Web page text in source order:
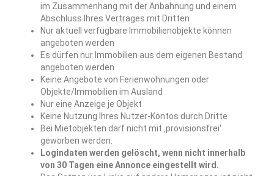
im Zusammenhang mit der Anbahnung und einem
Abschluss Ihres Vertrages mit Dritten
Nur aktuell verfügbare Immobilienobjekte können
angeboten werden
Es dürfen nur Immobilien aus dem eigenen Bestand
angeboten werden
Keine Angebote von Ferienwohnungen oder
Objekte/Immobilien im Ausland
Nur eine Anzeige je Objekt
Keine Nutzung Ihres Nutzer-Kontos durch Dritte
Bei Mietobjekten darf nicht mit ‚provisionsfrei‘
geworben werden.
Logindaten werden gelöscht, wenn nicht innerhalb
von 30 Tagen eine Annonce eingestellt wird.